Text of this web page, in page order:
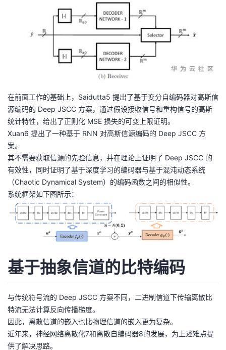
在前面工作的基础上，Saidutta5 提出了基于变分自编码器对高斯信
源编码的 Deep JSCC 方案，通过假设接收信号和重构信号的高斯
统计特性，给出了正则化 MSE 损失的可变上限证明。
Xuan6 提出了一种基于 RNN 对高斯信源编码的 Deep JSCC 方
案。
其不需要获取信源的先验信息，并在理论上证明了 Deep JSCC 的
有效性，同时证明了基于深度学习的编码器与基于混沌动态系统
（Chaotic Dynamical System）的编码函数之间的相似性。
系统框架如下图所示：
基于抽象信道的比特编码
与传统符号流的 Deep JSCC 方案不同，二进制信道下传输离散比
特流无法计算反向传播梯度。
因此，离散信道的嵌入也比物理信道的嵌入更为复杂。
近年来，神经网络离散化7和离散自编码器8的发展，为上述难点提
供了解决思路。